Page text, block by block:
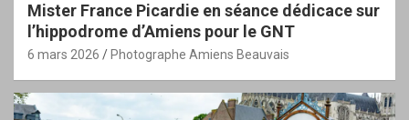
Mister France Picardie en séance dédicace sur
l’hippodrome d’Amiens pour le GNT
6 mars 2026 Photographe Amiens Beauvais